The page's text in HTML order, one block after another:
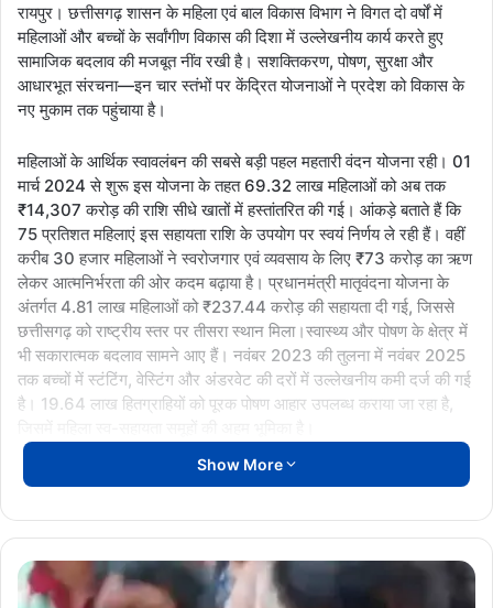
रायपुर। छत्तीसगढ़ शासन के महिला एवं बाल विकास विभाग ने विगत दो वर्षों में
महिलाओं और बच्चों के सर्वांगीण विकास की दिशा में उल्लेखनीय कार्य करते हुए
सामाजिक बदलाव की मजबूत नींव रखी है। सशक्तिकरण, पोषण, सुरक्षा और
आधारभूत संरचना—इन चार स्तंभों पर केंद्रित योजनाओं ने प्रदेश को विकास के
नए मुकाम तक पहुंचाया है।
महिलाओं के आर्थिक स्वावलंबन की सबसे बड़ी पहल महतारी वंदन योजना रही। 01
मार्च 2024 से शुरू इस योजना के तहत 69.32 लाख महिलाओं को अब तक
₹14,307 करोड़ की राशि सीधे खातों में हस्तांतरित की गई। आंकड़े बताते हैं कि
75 प्रतिशत महिलाएं इस सहायता राशि के उपयोग पर स्वयं निर्णय ले रही हैं। वहीं
करीब 30 हजार महिलाओं ने स्वरोजगार एवं व्यवसाय के लिए ₹73 करोड़ का ऋण
लेकर आत्मनिर्भरता की ओर कदम बढ़ाया है। प्रधानमंत्री मातृवंदना योजना के
अंतर्गत 4.81 लाख महिलाओं को ₹237.44 करोड़ की सहायता दी गई, जिससे
छत्तीसगढ़ को राष्ट्रीय स्तर पर तीसरा स्थान मिला।स्वास्थ्य और पोषण के क्षेत्र में
भी सकारात्मक बदलाव सामने आए हैं। नवंबर 2023 की तुलना में नवंबर 2025
तक बच्चों में स्टंटिंग, वेस्टिंग और अंडरवेट की दरों में उल्लेखनीय कमी दर्ज की गई
है। 19.64 लाख हितग्राहियों को पूरक पोषण आहार उपलब्ध कराया जा रहा है,
सुरक्षा और संरक्षण के मोर्चे पर सखी वन स्टॉप सेंटर, महिला हेल्पलाइन 181 और
का रिपोर्ट कार्ड छत्तीसगढ़ को एक सशक्त, सुरक्षित और संवेदनशील समाज की
दिशा में आगे बढ़ता दिखाता है।
Show More
पार्वती
नगर